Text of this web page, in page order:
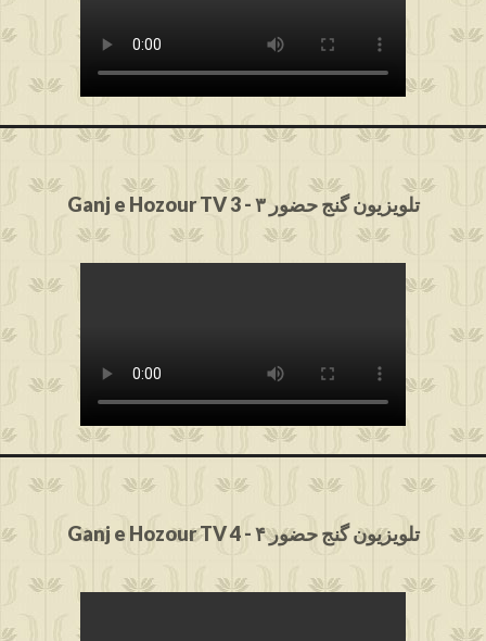
Ganj e Hozour TV 3 - ۳ تلویزیون گنج حضور
Ganj e Hozour TV 4 - ۴ تلویزیون گنج حضور